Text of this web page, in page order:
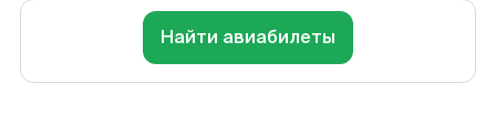
Найти авиабилеты